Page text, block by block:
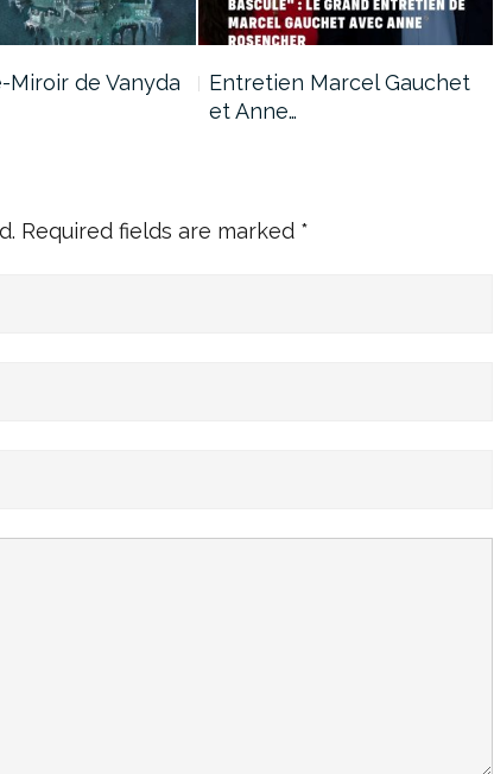
Miroir de Vanyda
Entretien Marcel Gauchet
et Anne…
Required fields are marked *